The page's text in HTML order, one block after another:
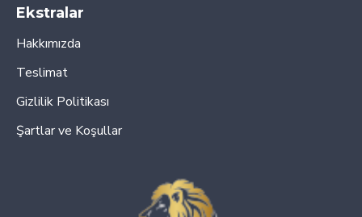
Ekstralar
Hakkımızda
Teslimat
Gizlilik Politikası
Şartlar ve Koşullar